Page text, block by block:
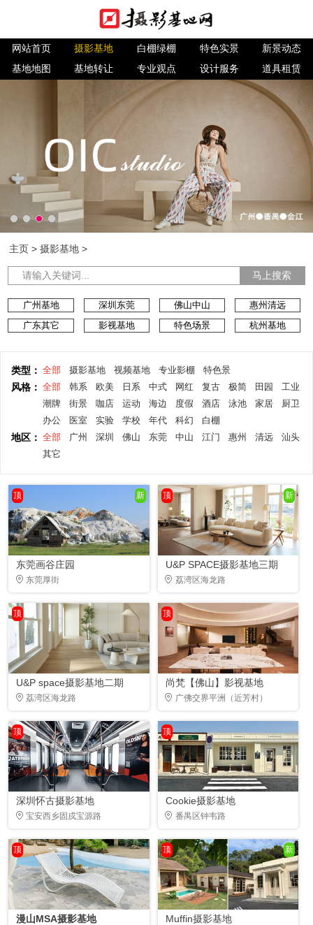
网站首页 摄影基地 白棚绿棚 特色实景
新景动态
基地地图
基地转让 专业观点 设计服务 道具租赁
主页 >摄影基地 >
马上搜索
广州基地 深圳东莞 佛山中山
惠州清远
广东其它
影视基地 特色场景 杭州基地
类型： 全部 摄影基地 视频基地 专业影棚 特色景
风格： 全部 韩系 欧美 日系 中式 网红 复古 极简 田园
工业
潮牌
街景 咖店 运动 海边 度假 酒店 泳池 家居
厨卫
办公
医室 实验 学校 年代 科幻 白棚
地区： 全部 广州 深圳 佛山 东莞 中山 江门 惠州 清远
汕头
其它
新
顶
东莞画谷庄园
东莞厚街
新
顶
U&P SPACE摄影基地三期
荔湾区海龙路
顶
U&P space摄影基地二期
荔湾区海龙路
顶
尚梵【佛山】影视基地
广佛交界平洲（近芳村）
顶
深圳怀古摄影基地
宝安西乡固戍宝源路
顶
Cookie摄影基地
番禺区钟韦路
顶
漫山MSA摄影基地
新
顶
Muffin摄影基地